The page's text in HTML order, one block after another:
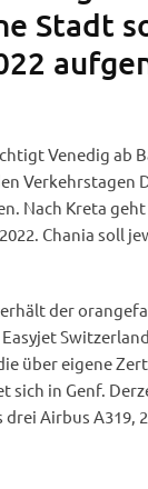
Stadt
Venedig ab
Verkehrstagen
Nach Kreta
Chania soll
der
über eigene
sich in Genf.
Airbus A319,